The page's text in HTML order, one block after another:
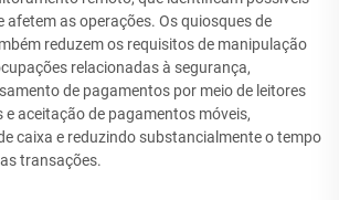
afetem as operações. Os quiosques de
reduzem os requisitos de manipulação
relacionadas à segurança,
de pagamentos por meio de leitores
aceitação de pagamentos móveis,
caixa e reduzindo substancialmente o tempo
transações.